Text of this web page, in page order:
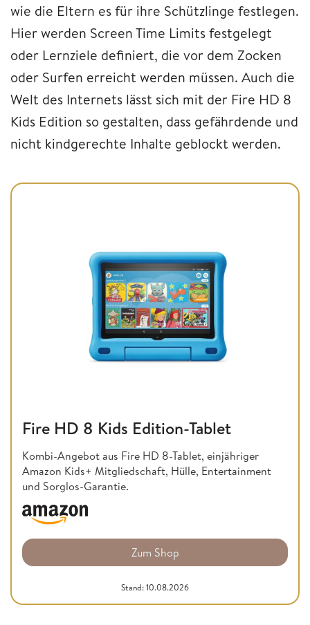
wie die Eltern es für ihre Schützlinge festlegen.
Hier werden Screen Time Limits festgelegt
oder Lernziele definiert, die vor dem Zocken
oder Surfen erreicht werden müssen. Auch die
Welt des Internets lässt sich mit der Fire HD 8
Kids Edition so gestalten, dass gefährdende und
nicht kindgerechte Inhalte geblockt werden.
Fire HD 8 Kids Edition-Tablet
Kombi-Angebot aus Fire HD 8-Tablet, einjähriger
Amazon Kids+ Mitgliedschaft, Hülle, Entertainment
und Sorglos-Garantie.
Zum Shop
Stand: 10.08.2026